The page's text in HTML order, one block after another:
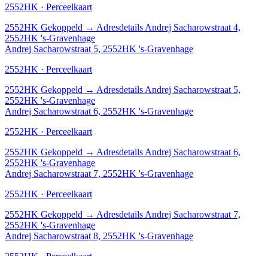
2552HK · Perceelkaart
2552HK Gekoppeld → Adresdetails Andrej Sacharowstraat 4,
2552HK 's-Gravenhage
Andrej Sacharowstraat 5, 2552HK 's-Gravenhage
2552HK · Perceelkaart
2552HK Gekoppeld → Adresdetails Andrej Sacharowstraat 5,
2552HK 's-Gravenhage
Andrej Sacharowstraat 6, 2552HK 's-Gravenhage
2552HK · Perceelkaart
2552HK Gekoppeld → Adresdetails Andrej Sacharowstraat 6,
2552HK 's-Gravenhage
Andrej Sacharowstraat 7, 2552HK 's-Gravenhage
2552HK · Perceelkaart
2552HK Gekoppeld → Adresdetails Andrej Sacharowstraat 7,
2552HK 's-Gravenhage
Andrej Sacharowstraat 8, 2552HK 's-Gravenhage